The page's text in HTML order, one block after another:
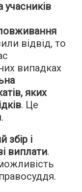
відвід, то
випадках
яких
. Це
збір і
виплати.